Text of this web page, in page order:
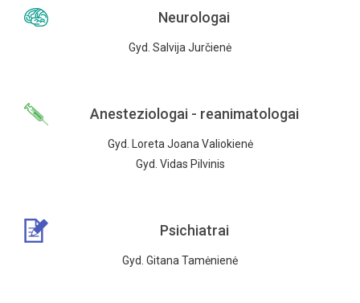
Neurologai
Gyd. Salvija Jurčienė
Anesteziologai - reanimatologai
Gyd. Loreta Joana Valiokienė
Gyd. Vidas Pilvinis
Psichiatrai
Gyd. Gitana Tamėnienė